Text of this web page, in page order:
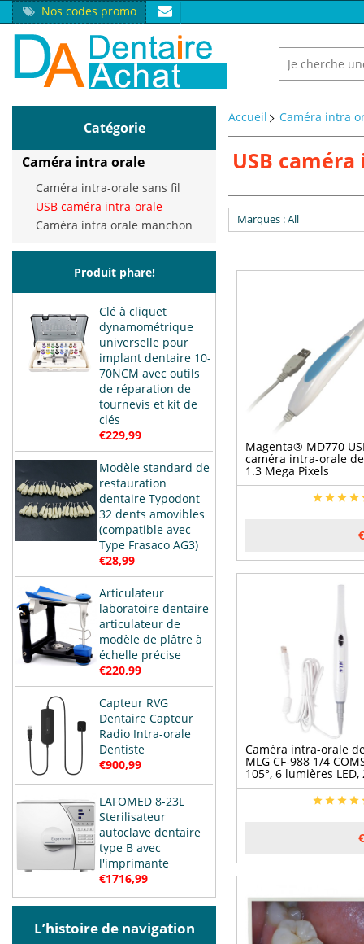
Nos codes promo
Catégorie
Caméra intra orale
Caméra intra-orale sans fil
USB caméra intra-orale
Caméra intra orale manchon
Produit phare!
Clé à cliquet
dynamométrique
universelle pour
implant dentaire 10-
70NCM avec outils
de réparation de
tournevis et kit de
clés
€229,99
Modèle standard de
restauration
dentaire Typodont
32 dents amovibles
(compatible avec
Type Frasaco AG3)
€28,99
Articulateur
laboratoire dentaire
articulateur de
modèle de plâtre à
échelle précise
€220,99
Capteur RVG
Dentaire Capteur
Radio Intra-orale
Dentiste
€900,99
LAFOMED 8-23L
Sterilisateur
autoclave dentaire
type B avec
l'imprimante
€1716,99
L’histoire de navigation
Accueil Caméra intra
USB
Marques : All
Magenta® MD770
caméra intra-orale
1.3 Mega Pixels
Caméra intra-orale
MLG CF-988 1/4
105°, 6 lumières LED,
mégapixels, USB 2.0